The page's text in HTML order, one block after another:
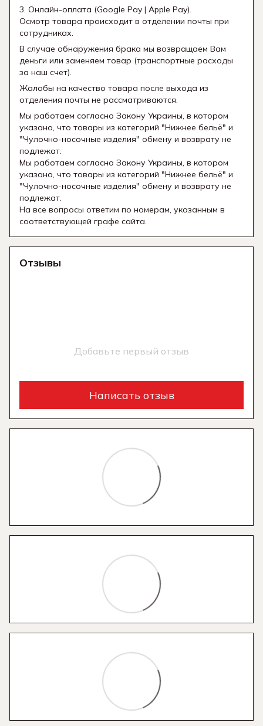
3. Онлайн-оплата (Google Pay | Apple Pay).
Осмотр товара происходит в отделении почты при
сотрудниках.
В случае обнаружения брака мы возвращаем Вам
деньги или заменяем товар (транспортные расходы
за наш счет).
Жалобы на качество товара после выхода из
отделения почты не рассматриваются.
Мы работаем согласно Закону Украины, в котором
указано, что товары из категорий "Нижнее бельё" и
"Чулочно-носочные изделия" обмену и возврату не
подлежат.
Мы работаем согласно Закону Украины, в котором
указано, что товары из категорий "Нижнее бельё" и
"Чулочно-носочные изделия" обмену и возврату не
подлежат.
На все вопросы ответим по номерам, указанным в
соответствующей графе сайта.
Отзывы
Добавьте первый отзыв
Написать отзыв